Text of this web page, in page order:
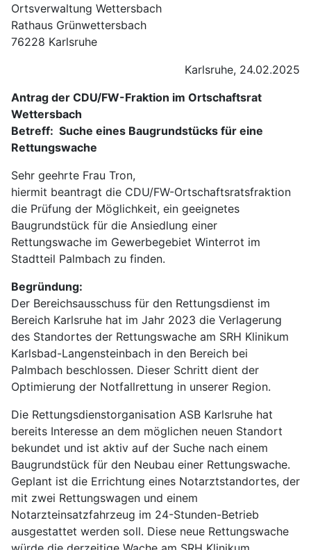
Ortsverwaltung Wettersbach
Rathaus Grünwettersbach
76228 Karlsruhe
Karlsruhe, 24.02.2025
Antrag der CDU/FW-Fraktion im Ortschaftsrat
Wettersbach
Betreff: Suche eines Baugrundstücks für eine
Rettungswache
Sehr geehrte Frau Tron,
hiermit beantragt die CDU/FW-Ortschaftsratsfraktion
die Prüfung der Möglichkeit, ein geeignetes
Baugrundstück für die Ansiedlung einer
Rettungswache im Gewerbegebiet Winterrot im
Stadtteil Palmbach zu finden.
Begründung:
Der Bereichsausschuss für den Rettungsdienst im
Bereich Karlsruhe hat im Jahr 2023 die Verlagerung
des Standortes der Rettungswache am SRH Klinikum
Karlsbad-Langensteinbach in den Bereich bei
Palmbach beschlossen. Dieser Schritt dient der
Optimierung der Notfallrettung in unserer Region.
Die Rettungsdienstorganisation ASB Karlsruhe hat
bereits Interesse an dem möglichen neuen Standort
bekundet und ist aktiv auf der Suche nach einem
Baugrundstück für den Neubau einer Rettungswache.
Geplant ist die Errichtung eines Notarztstandortes, der
mit zwei Rettungswagen und einem
Notarzteinsatzfahrzeug im 24-Stunden-Betrieb
ausgestattet werden soll. Diese neue Rettungswache